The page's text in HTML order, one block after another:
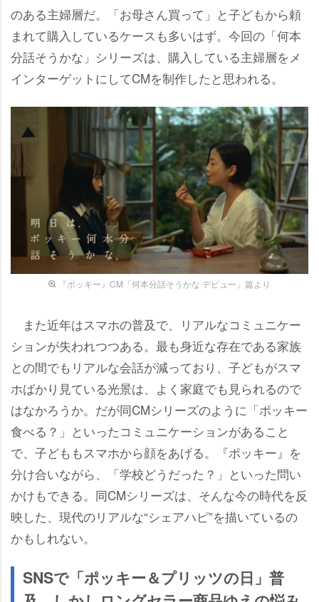
のある主婦層だ。「お母さん買って」と子どもから頼
まれて購入しているケースも多いはず。今回の「何本
分話そうかな」シリーズは、購入している主婦層をメ
インターゲットにしてCMを制作したと思われる。
『ポッキー』CM「何本分話そうかな デビュー」篇より
また近年はスマホの普及で、リアルなコミュニケー
ションが失われつつある。最も身近な存在である家族
との間でもリアルな会話が減っており、子どもがスマ
ホばかり見ている光景は、よく家庭でも見られるので
はなかろうか。だが同CMシリーズのように「ポッキー
食べる？」といったコミュニケーションがあること
で、子どももスマホから顔をあげる。『ポッキー』を
分け合いながら、「学校どうだった？」といった問い
かけもできる。同CMシリーズは、そんな今の時代を反
映した、現代のリアルな“シェアハピ”を描いているの
かもしれない。
SNSで「ポッキー＆プリッツの日」普